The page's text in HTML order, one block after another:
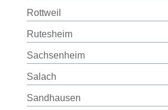
Rottweil
Rutesheim
Sachsenheim
Salach
Sandhausen